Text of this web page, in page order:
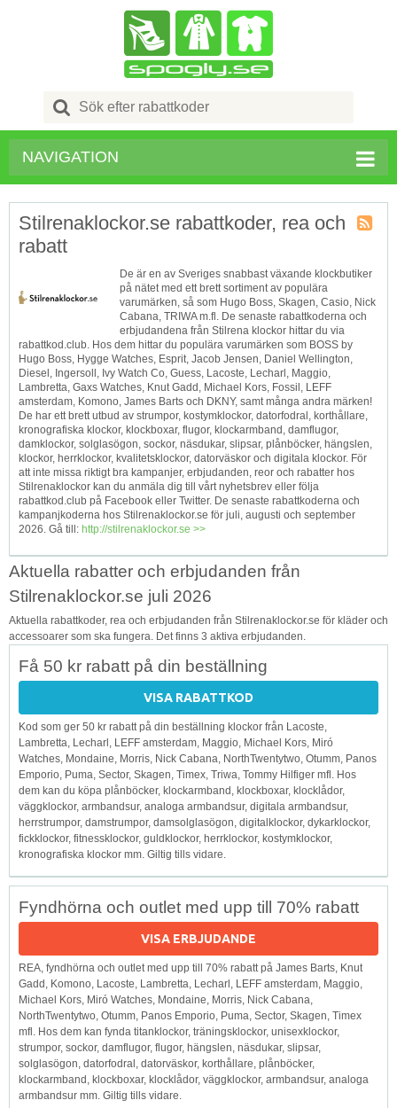
Search
for:
NAVIGATION
Stilrenaklockor.se rabattkoder, rea och
rabatt
De är en av Sveriges snabbast växande klockbutiker
på nätet med ett brett sortiment av populära
varumärken, så som Hugo Boss, Skagen, Casio, Nick
Cabana, TRIWA m.fl. De senaste rabattkoderna och
erbjudandena från Stilrena klockor hittar du via
rabattkod.club. Hos dem hittar du populära varumärken som ‎BOSS by
Hugo Boss, Hygge Watches, Esprit, Jacob Jensen, Daniel Wellington,
Diesel, Ingersoll, Ivy Watch Co, Guess, Lacoste, Lecharl, Maggio,
Lambretta, Gaxs Watches, Knut Gadd, Michael Kors, Fossil, LEFF
amsterdam, Komono, James Barts och DKNY, samt många andra märken!
De har ett brett utbud av strumpor, kostymklockor, datorfodral, korthållare,
kronografiska klockor, klockboxar, flugor, klockarmband, damflugor,
damklockor, solglasögon, sockor, näsdukar, slipsar, plånböcker, hängslen,
klockor, herrklockor, kvalitetsklockor, datorväskor och digitala klockor. För
att inte missa riktigt bra kampanjer, erbjudanden, reor och rabatter hos
Stilrenaklockor kan du anmäla dig till vårt nyhetsbrev eller följa
rabattkod.club på Facebook eller Twitter. De senaste rabattkoderna och
kampanjkoderna hos Stilrenaklockor.se för juli, augusti och september
2026. Gå till: http://stilrenaklockor.se >>
Aktuella rabatter och erbjudanden från
Stilrenaklockor.se juli 2026
Aktuella rabattkoder, rea och erbjudanden från Stilrenaklockor.se för kläder och
accessoarer som ska fungera. Det finns 3 aktiva erbjudanden.
Få 50 kr rabatt på din beställning
VISA RABATTKOD
Kod som ger 50 kr rabatt på din beställning klockor från Lacoste,
Lambretta, Lecharl, LEFF amsterdam, Maggio, Michael Kors, Miró
Watches, Mondaine, Morris, Nick Cabana, NorthTwentytwo, Otumm, Panos
Emporio, Puma, Sector, Skagen, Timex, Triwa, Tommy Hilfiger mfl. Hos
dem kan du köpa plånböcker, klockarmband, klockboxar, klocklådor,
väggklockor, armbandsur, analoga armbandsur, digitala armbandsur,
herrstrumpor, damstrumpor, damsolglasögon, digitalklockor, dykarklockor,
fickklockor, fitnessklockor, guldklockor, herrklockor, kostymklockor,
kronografiska klockor mm. Giltig tills vidare.
Fyndhörna och outlet med upp till 70% rabatt
VISA ERBJUDANDE
REA, fyndhörna och outlet med upp till 70% rabatt på James Barts, Knut
Gadd, Komono, Lacoste, Lambretta, Lecharl, LEFF amsterdam, Maggio,
Michael Kors, Miró Watches, Mondaine, Morris, Nick Cabana,
NorthTwentytwo, Otumm, Panos Emporio, Puma, Sector, Skagen, Timex
mfl. Hos dem kan fynda titanklockor, träningsklockor, unisexklockor,
strumpor, sockor, damflugor, flugor, hängslen, näsdukar, slipsar,
solglasögon, datorfodral, datorväskor, korthållare, plånböcker,
klockarmband, klockboxar, klocklådor, väggklockor, armbandsur, analoga
armbandsur mm. Giltig tills vidare.